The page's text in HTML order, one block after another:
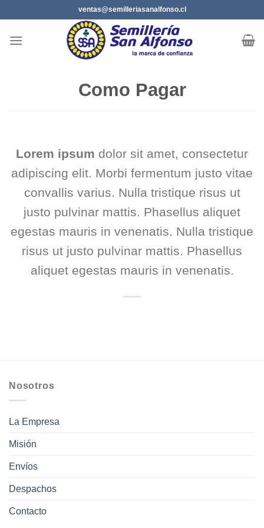
al
contenido
ventas@semilleriasanalfonso.cl
Como Pagar
Lorem ipsum dolor sit amet, consectetur
adipiscing elit. Morbi fermentum justo vitae
convallis varius. Nulla tristique risus ut
justo pulvinar mattis. Phasellus aliquet
egestas mauris in venenatis. Nulla tristique
risus ut justo pulvinar mattis. Phasellus
aliquet egestas mauris in venenatis.
Nosotros
La Empresa
Misión
Envíos
Despachos
Contacto